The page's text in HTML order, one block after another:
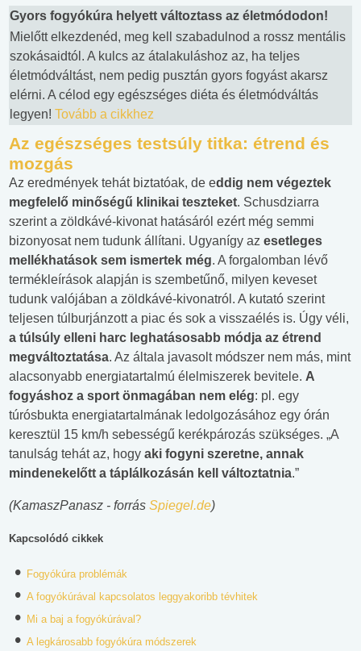
Gyors fogyókúra helyett változtass az életmódodon!
Mielőtt elkezdenéd, meg kell szabadulnod a rossz mentális
szokásaidtól. A kulcs az átalakuláshoz az, ha teljes
életmódváltást, nem pedig pusztán gyors fogyást akarsz
elérni. A célod egy egészséges diéta és életmódváltás
legyen! Tovább a cikkhez
Az egészséges testsúly titka: étrend és
mozgás
Az eredmények tehát biztatóak, de eddig nem végeztek
megfelelő minőségű klinikai teszteket. Schusdziarra
szerint a zöldkávé-kivonat hatásáról ezért még semmi
bizonyosat nem tudunk állítani. Ugyanígy az esetleges
mellékhatások sem ismertek még. A forgalomban lévő
termékleírások alapján is szembetűnő, milyen keveset
tudunk valójában a zöldkávé-kivonatról. A kutató szerint
teljesen túlburjánzott a piac és sok a visszaélés is. Úgy véli,
a túlsúly elleni harc leghatásosabb módja az étrend
megváltoztatása. Az általa javasolt módszer nem más, mint
alacsonyabb energiatartalmú élelmiszerek bevitele. A
fogyáshoz a sport önmagában nem elég: pl. egy
túrósbukta energiatartalmának ledolgozásához egy órán
keresztül 15 km/h sebességű kerékpározás szükséges. „A
tanulság tehát az, hogy aki fogyni szeretne, annak
mindenekelőtt a táplálkozásán kell változtatnia.”
(KamaszPanasz - forrás Spiegel.de)
Kapcsolódó cikkek
Fogyókúra problémák
A fogyókúrával kapcsolatos leggyakoribb tévhitek
Mi a baj a fogyókúrával?
A legkárosabb fogyókúra módszerek